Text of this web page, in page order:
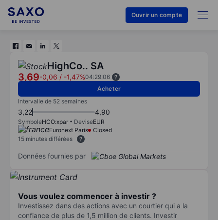
Ouvrir un compte
HighCo.. SA
3,69-0,06 / -1,47%04:29:06
Acheter
Intervalle de 52 semaines
3,22 4,90
SymboleHCO:xpar DeviseEUR
Euronext Paris
Closed
15 minutes différées
Données fournies par
Vous voulez commencer à investir ?
Investissez dans des actions avec un courtier qui a la
confiance de plus de 1,5 million de clients. Investir